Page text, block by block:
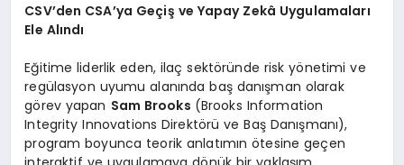
CSV’den CSA’ya Geçiş ve Yapay Zekâ Uygulamaları
Ele Alındı
Eğitime liderlik eden, ilaç sektöründe risk yönetimi ve
regülasyon uyumu alanında baş danışman olarak
görev yapan Sam Brooks (Brooks Information
Integrity Innovations Direktörü ve Baş Danışmanı),
program boyunca teorik anlatımın ötesine geçen